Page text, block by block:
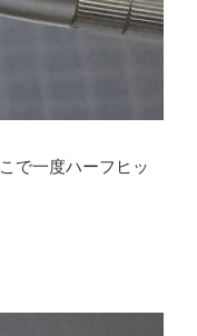
で一度ハーフヒッ